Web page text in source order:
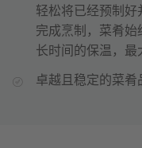
轻松将已经预制好
完成烹制，菜肴始
长时间的保温，最
卓越且稳定的菜肴